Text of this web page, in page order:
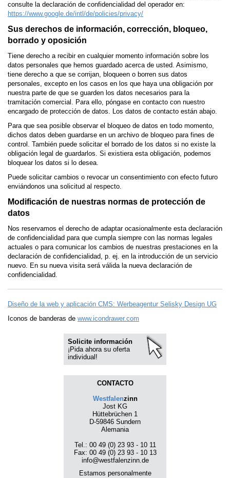
consulte la declaración de confidencialidad del operador en:
https://www.google.de/intl/de/policies/privacy/
Sus derechos de información, corrección, bloqueo,
borrado y oposición
Tiene derecho a recibir en cualquier momento información sobre los
datos personales que hemos guardado acerca de usted. Asimismo,
tiene derecho a que se corrijan, bloqueen o borren sus datos
personales, excepto en los casos en los que haya una obligación por
nuestra parte de que se guarden los datos necesarios para la
tramitación comercial. Para ello, póngase en contacto con nuestro
encargado de protección de datos. Los datos de contacto están abajo.
Para que sea posible observar el bloqueo de datos en todo momento,
dichos datos deben guardarse en un archivo de bloqueo para fines de
control. También puede solicitar el borrado de los datos si no existe la
obligación legal de guardarlos. Si existiera esta obligación, podemos
bloquear los datos si lo desea.
Puede solicitar cambios o revocar un consentimiento con efecto futuro
enviándonos una solicitud al respecto.
Modificación de nuestras normas de protección de
datos
Nos reservamos el derecho de adaptar ocasionalmente esta declaración
de confidencialidad para que cumpla siempre con las normas legales
actuales o para comunicar los cambios de nuestras prestaciones en la
declaración de confidencialidad, p. ej. en la introducción de un servicio
nuevo. En su nueva visita será válida la nueva declaración de
confidencialidad.
Diseño de la web y aplicación CMS: Werbeagentur Selisky Design UG
Iconos de banderas de www.icondrawer.com
Solicite información
¡Pida ahora su oferta
individual!
CONTACTO
Westfalenzinn
Jost KG
Hüttebrüchen 1
D-59846 Sundern
Alemania
Tel.: 00 49 (0) 23 93 - 10 11
Fax: 00 49 (0) 23 93 - 10 13
info@westfalenzinn.de
Estamos personalmente